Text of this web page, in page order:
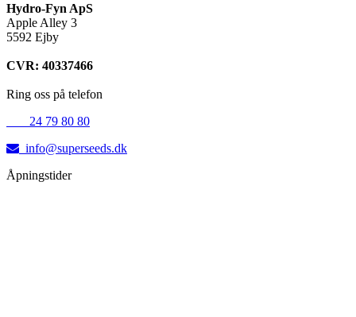
Hydro-Fyn ApS
Apple Alley 3
5592 Ejby
CVR: 40337466
Ring oss på telefon
24 79 80 80
info@superseeds.dk
Åpningstider